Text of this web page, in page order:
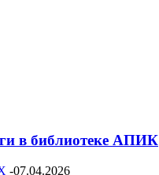
в библиотеке АПИК
-07.04.2026